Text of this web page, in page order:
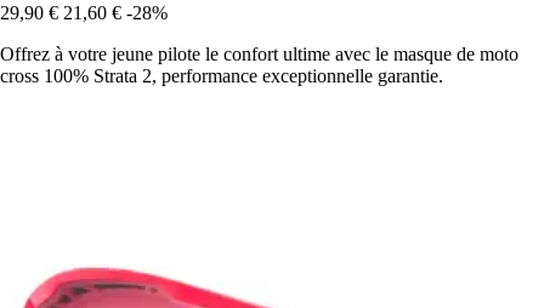
29,90 € 21,60 € -28%
Offrez à votre jeune pilote le confort ultime avec le masque de moto
cross 100% Strata 2, performance exceptionnelle garantie.